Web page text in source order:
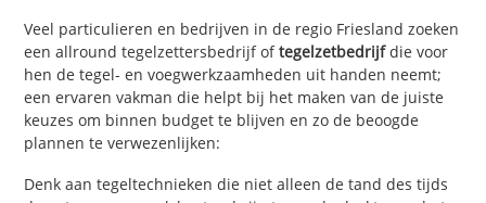
Veel particulieren en bedrijven in de regio Friesland zoeken
een allround tegelzettersbedrijf oftegelzetbedrijfdie voor
hen de tegel- en voegwerkzaamheden uit handen neemt;
een ervaren vakman die helpt bij het maken van de juiste
keuzes om binnen budget te blijven en zo de beoogde
plannen te verwezenlijken:
Denk aan tegeltechnieken die niet alleen de tand des tijds